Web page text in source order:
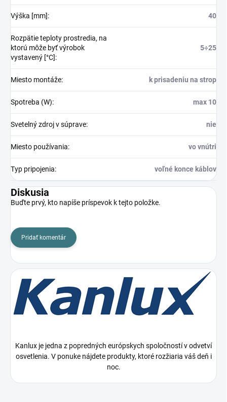
Výška [mm]: 40
Rozpätie teploty prostredia, na
ktorú môže byť výrobok
vystavený [°C]:
5÷25
Miesto montáže: k prisadeniu na strop
Spotreba (W): max 10
Svetelný zdroj v súprave: nie
Miesto používania: vo vnútri
Typ pripojenia: voľné konce káblov
Diskusia
Buďte prvý, kto napíše príspevok k tejto položke.
Pridať komentár
Kanlux je jedna z popredných európskych spoločností v odvetví
osvetlenia. V ponuke nájdete produkty, ktoré rozžiaria váš deň i
noc.